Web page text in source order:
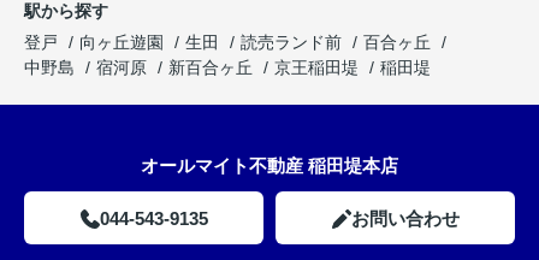
駅から探す
登戸
向ヶ丘遊園 生田 読売ランド前
百合ヶ丘
中野島
宿河原 新百合ヶ丘 京王稲田堤 稲田堤
オールマイト不動産 稲田堤本店
044-543-9135 お問い合わせ